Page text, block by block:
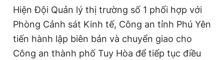
Hiện Đội Quản lý thị trường số 1 phối hợp với
Phòng Cảnh sát Kinh tế, Công an tỉnh Phú Yên
tiến hành lập biên bản và chuyển giao cho
Công an thành phố Tuy Hòa để tiếp tục điều